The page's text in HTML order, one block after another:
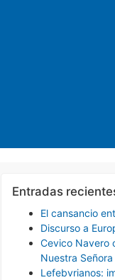
Entradas
El cansancio
Discurso a
Cevico Navero
Nuestra
Lefebvrianos: